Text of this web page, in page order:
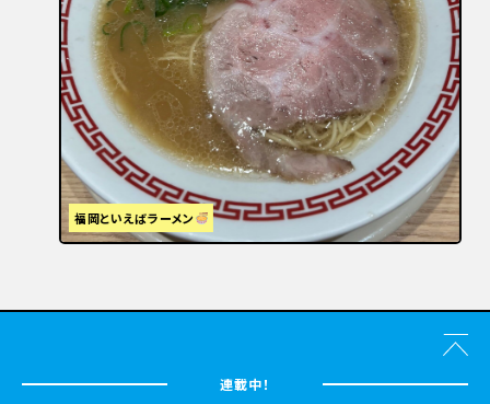
福岡といえばラーメン
連載中！